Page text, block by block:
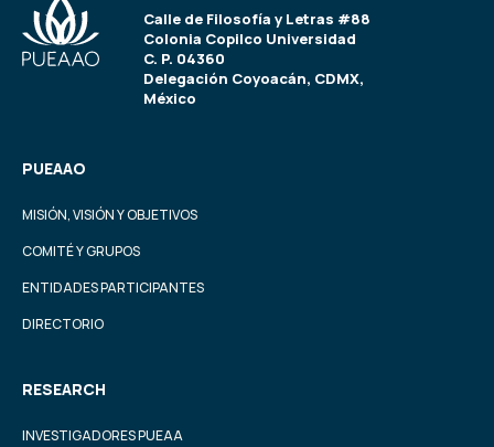
Calle de Filosofía y Letras #88
Colonia Copilco Universidad
C. P. 04360
Delegación Coyoacán, CDMX,
México
PUEAAO
MISIÓN, VISIÓN Y OBJETIVOS
COMITÉ Y GRUPOS
ENTIDADES PARTICIPANTES
DIRECTORIO
RESEARCH
INVESTIGADORES PUEAA